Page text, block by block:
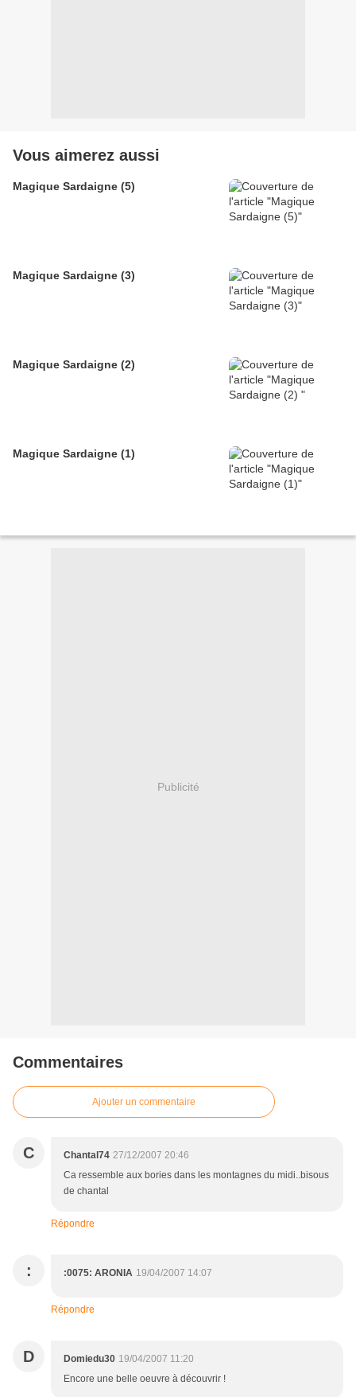
Vous aimerez aussi
Magique Sardaigne (5)
Magique Sardaigne (3)
Magique Sardaigne (2)
Magique Sardaigne (1)
Publicité
Commentaires
Ajouter un commentaire
C Chantal74 27/12/2007 20:46
Ca ressemble aux bories dans les montagnes du midi..bisous
de chantal
Répondre
: :0075: ARONIA 19/04/2007 14:07
Répondre
D Domiedu30 19/04/2007 11:20
Encore une belle oeuvre à découvrir !